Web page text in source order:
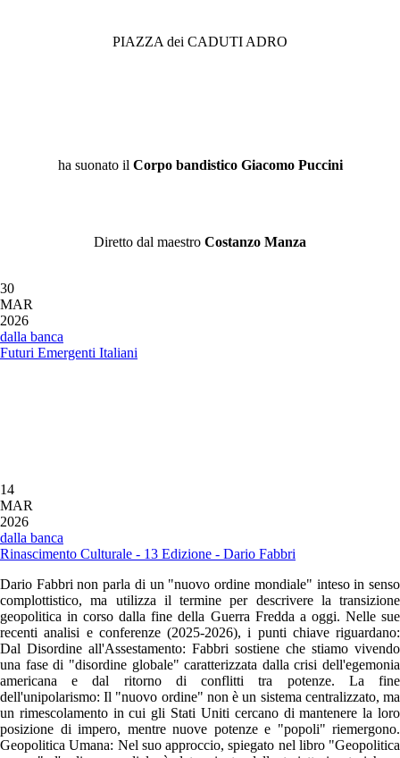
PIAZZA dei CADUTI ADRO
ha suonato il Corpo bandistico Giacomo Puccini
Diretto dal maestro Costanzo Manza
30
MAR
2026
dalla banca
Futuri Emergenti Italiani
14
MAR
2026
dalla banca
Rinascimento Culturale - 13 Edizione - Dario Fabbri
Dario Fabbri non parla di un "nuovo ordine mondiale" inteso in senso
complottistico, ma utilizza il termine per descrivere la transizione
geopolitica in corso dalla fine della Guerra Fredda a oggi. Nelle sue
recenti analisi e conferenze (2025-2026), i punti chiave riguardano:
Dal Disordine all'Assestamento: Fabbri sostiene che stiamo vivendo
una fase di "disordine globale" caratterizzata dalla crisi dell'egemonia
americana e dal ritorno di conflitti tra potenze. La fine
dell'unipolarismo: Il "nuovo ordine" non è un sistema centralizzato, ma
un rimescolamento in cui gli Stati Uniti cercano di mantenere la loro
posizione di impero, mentre nuove potenze e "popoli" riemergono.
Geopolitica Umana: Nel suo approccio, spiegato nel libro "Geopolitica